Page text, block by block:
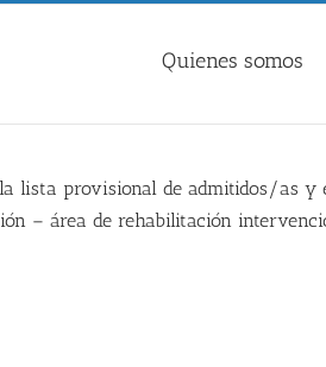
Quienes somos
lista provisional de admitidos/as
– área de rehabilitación